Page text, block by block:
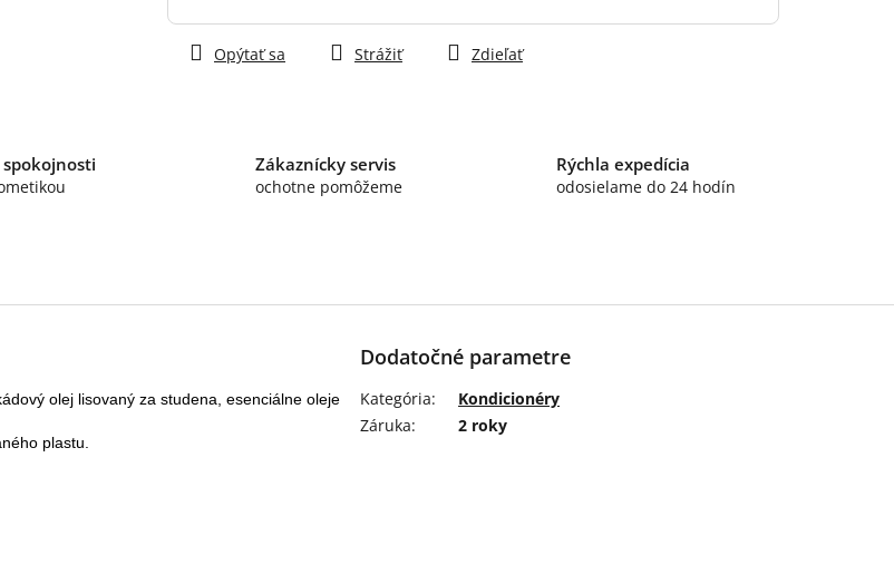
cena:
Opýtať sa Strážiť Zdieľať
Zákaznícky servis
ochotne pomôžeme
Rýchla expedícia
odosielame do 24 hodín
olej lisovaný za studena, esenciálne oleje
plastu.
Dodatočné parametre
Kategória:
Kondicionéry
Záruka: 2 roky